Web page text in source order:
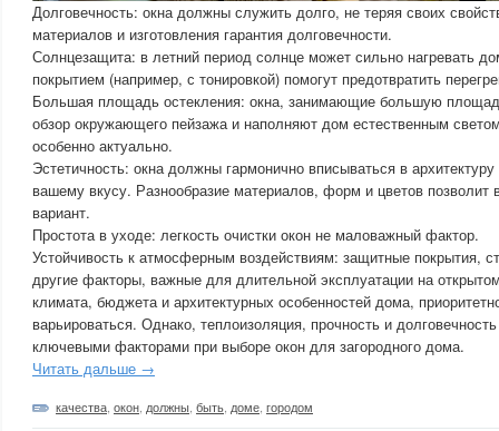
Долговечность: окна должны служить долго, не теряя своих
материалов и изготовления гарантия долговечности.
Солнцезащита: в летний период солнце может сильно нагревать
покрытием (например, с тонировкой) помогут предотвратить
Большая площадь остекления: окна, занимающие большую
обзор окружающего пейзажа и наполняют дом естественным
особенно актуально.
Эстетичность: окна должны гармонично вписываться в
вашему вкусу. Разнообразие материалов, форм и цветов позволит
вариант.
Простота в уходе: легкость очистки окон не маловажный фактор.
Устойчивость к атмосферным воздействиям: защитные покрытия,
другие факторы, важные для длительной эксплуатации на
климата, бюджета и архитектурных особенностей дома,
варьироваться. Однако, теплоизоляция, прочность и
ключевыми факторами при выборе окон для загородного дома.
Читать дальше →
качества окон должны быть доме городом